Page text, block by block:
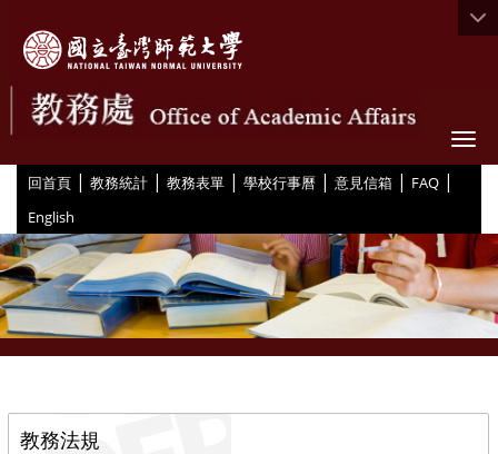
回首頁 | 教務統計 | 教務表單 | 學校行事曆 | 意見信箱 | FAQ |
English
教務法規